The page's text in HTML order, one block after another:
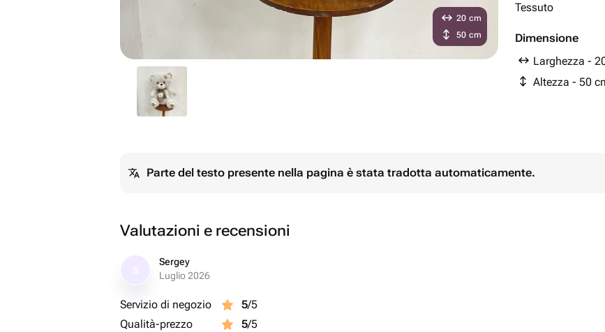
Tessuto
Dimensione
Larghezza -
Altezza - 50
20 cm
50 cm
Parte del testo presente nella pagina è stata tradotta automaticamente.
Valutazioni e recensioni
Sergey
Luglio 2026
Servizio di negozio 5/5
Qualità-prezzo
5/5